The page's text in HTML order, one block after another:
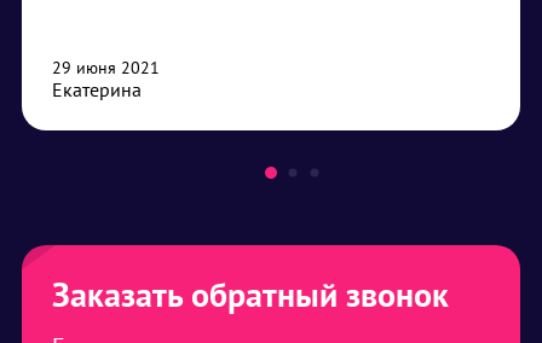
29 июня 2021
Екатерина
Заказать обратный звонок